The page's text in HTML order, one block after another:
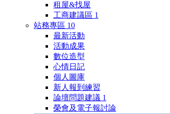
租屋&找屋
工商建議區 1
站務專區 10
最新活動
活動成果
數位造型
心情日記
個人圖庫
新人報到練習
論壇問題建議 1
榮會及電子報討論